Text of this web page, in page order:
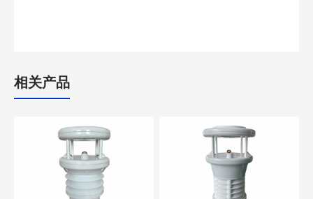
相关产品